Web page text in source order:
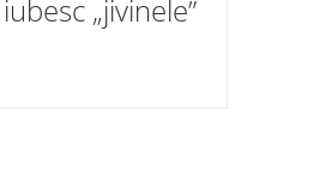
„jivinele”